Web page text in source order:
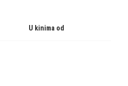
U kinima od